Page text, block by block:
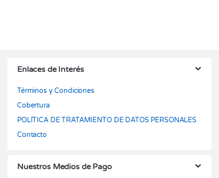
Enlaces de Interés
Términos y Condiciones
Cobertura
POLÍTICA DE TRATAMIENTO DE DATOS PERSONALES
Contacto
Nuestros Medios de Pago